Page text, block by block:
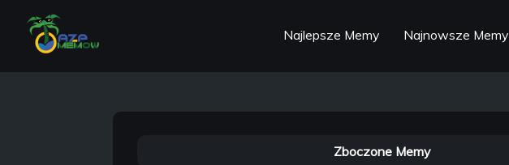
Najlepsze Memy Najnowsze Memy
Zboczone Memy